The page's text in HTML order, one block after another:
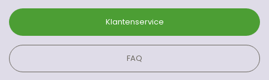
Klantenservice
FAQ